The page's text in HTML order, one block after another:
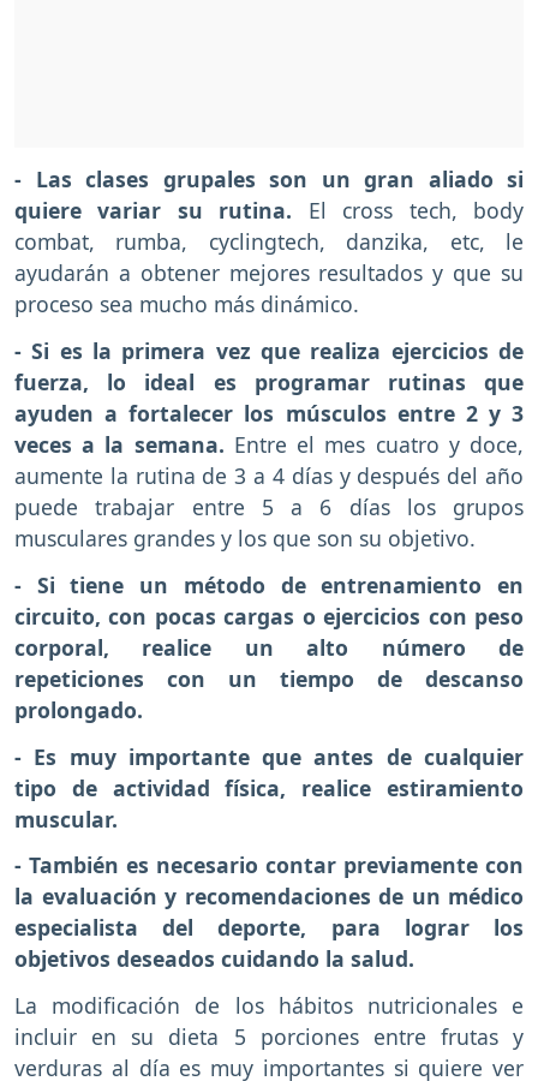
- Las clases grupales son un gran aliado si
quiere variar su rutina. El cross tech, body
combat, rumba, cyclingtech, danzika, etc, le
ayudarán a obtener mejores resultados y que su
proceso sea mucho más dinámico.
- Si es la primera vez que realiza ejercicios de
fuerza, lo ideal es programar rutinas que
ayuden a fortalecer los músculos entre 2 y 3
veces a la semana. Entre el mes cuatro y doce,
aumente la rutina de 3 a 4 días y después del año
puede trabajar entre 5 a 6 días los grupos
musculares grandes y los que son su objetivo.
- Si tiene un método de entrenamiento en
circuito, con pocas cargas o ejercicios con peso
corporal, realice un alto número de
repeticiones con un tiempo de descanso
prolongado.
- Es muy importante que antes de cualquier
tipo de actividad física, realice estiramiento
muscular.
- También es necesario contar previamente con
la evaluación y recomendaciones de un médico
especialista del deporte, para lograr los
objetivos deseados cuidando la salud.
La modificación de los hábitos nutricionales e
incluir en su dieta 5 porciones entre frutas y
verduras al día es muy importantes si quiere ver